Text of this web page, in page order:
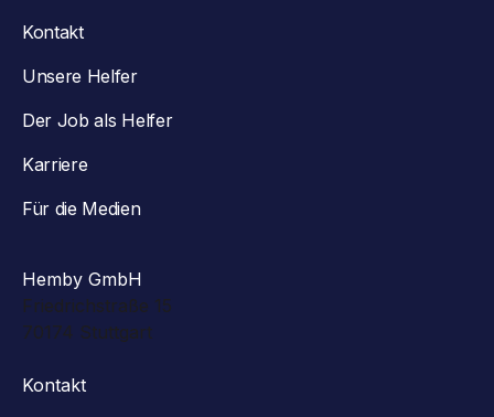
Kontakt
Unsere Helfer
Der Job als Helfer
Karriere
Für die Medien
Hemby GmbH
Friedrichstraße 15
70174 Stuttgart
Kontakt